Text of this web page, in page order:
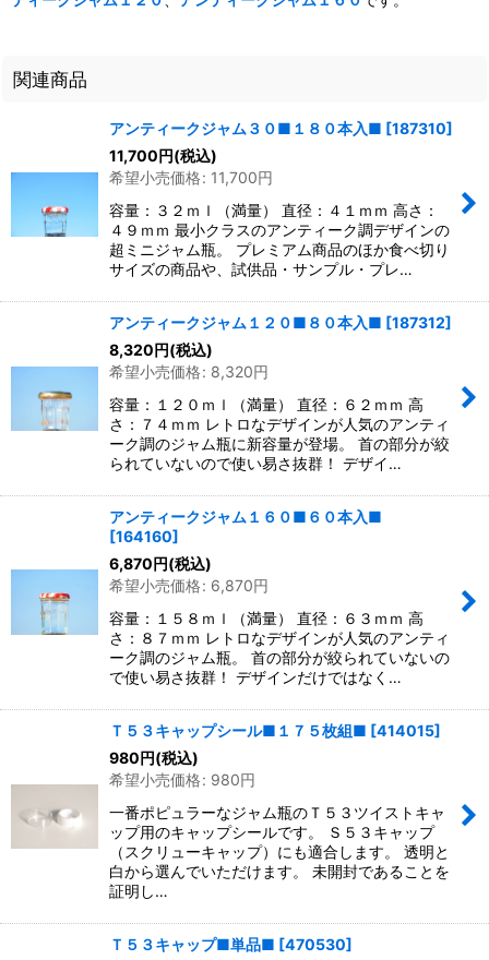
関連商品
アンティークジャム３０■１８０本入■ [187310]
11,700円(税込)
希望小売価格: 11,700円
容量：３２ｍｌ（満量） 直径：４１ｍｍ 高さ：
４９ｍｍ 最小クラスのアンティーク調デザインの
超ミニジャム瓶。 プレミアム商品のほか食べ切り
サイズの商品や、試供品・サンプル・プレ…
アンティークジャム１２０■８０本入■ [187312]
8,320円(税込)
希望小売価格: 8,320円
容量：１２０ｍｌ（満量） 直径：６２ｍｍ 高
さ：７４ｍｍ レトロなデザインが人気のアンティ
ーク調のジャム瓶に新容量が登場。 首の部分が絞
られていないので使い易さ抜群！ デザイ…
アンティークジャム１６０■６０本入■
[164160]
6,870円(税込)
希望小売価格: 6,870円
容量：１５８ｍｌ（満量） 直径：６３ｍｍ 高
さ：８７ｍｍ レトロなデザインが人気のアンティ
ーク調のジャム瓶。 首の部分が絞られていないの
で使い易さ抜群！ デザインだけではなく…
Ｔ５３キャップシール■１７５枚組■ [414015]
980円(税込)
希望小売価格: 980円
一番ポピュラーなジャム瓶のＴ５３ツイストキャ
ップ用のキャップシールです。 Ｓ５３キャップ
（スクリューキャップ）にも適合します。 透明と
白から選んでいただけます。 未開封であることを
証明し…
Ｔ５３キャップ■単品■ [470530]